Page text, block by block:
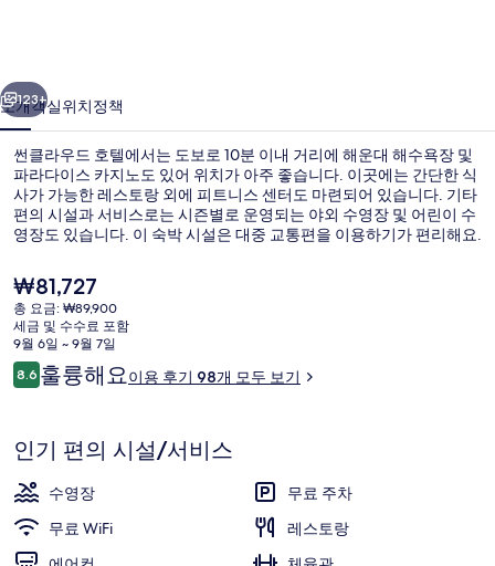
의
사
진
갤
러
리
다음
123+
소개객실위치정책
썬클라우드 호텔에서는 도보로 10분 이내 거리에 해운대 해수욕장 및
파라다이스 카지노도 있어 위치가 아주 좋습니다. 이곳에는 간단한 식
사가 가능한 레스토랑 외에 피트니스 센터도 마련되어 있습니다. 기타
편의 시설과 서비스로는 시즌별로 운영되는 야외 수영장 및 어린이 수
영장도 있습니다. 이 숙박 시설은 대중 교통편을 이용하기가 편리해요.
요.
현
재
가
격
은
₩81,727
₩81,727
총 요금: ₩89,900
세금 및 수수료 포함
9월 6일 ~ 9월 7일
이
용
기
8.610점 만점 중 8.6점.
훌륭해요이용 후기 98개 모두 보기
인기 편의 시설/서비스
수영장
무료 주차
무료 WiFi
레스토랑